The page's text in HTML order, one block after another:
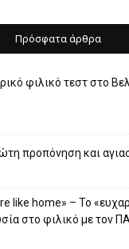
Πρόσφατα άρθρα
φιλικό τεστ στο
προπόνηση και
like home» – Το
στο φιλικό με τον